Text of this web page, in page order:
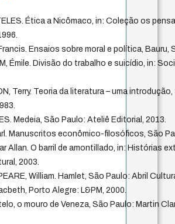
Ética a Nicômaco, in: Coleção os
Ensaios sobre moral e política, Bauru,
Émile. Divisão do trabalho e suicídio, in:
Terry. Teoria da literatura – uma
Medeia, São Paulo: Ateliê Editorial, 2013.
Manuscritos econômico-filosóficos, São
Allan. O barril de amontillado, in: Histórias
2003.
William. Hamlet, São Paulo: Abril
Porto Alegre: L&PM, 2000.
o mouro de Veneza, São Paulo: Martin